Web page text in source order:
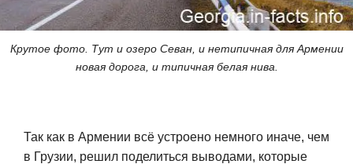
Крутое фото. Тут и озеро Севан, и нетипичная для Армении
новая дорога, и типичная белая нива.
Так как в Армении всё устроено немного иначе, чем
в Грузии, решил поделиться выводами, которые